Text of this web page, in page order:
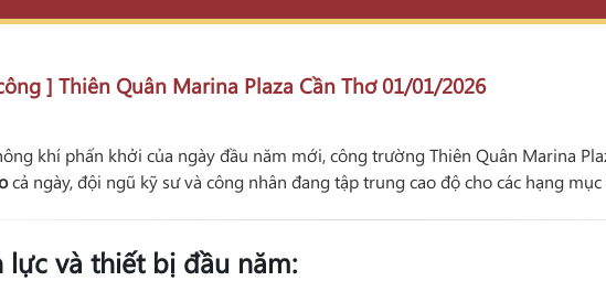
] Thiên Quân Marina Plaza Cần Thơ 01/01/2026
khí phấn khởi của ngày đầu năm mới, công trường Thiên Quân Marina
cả ngày, đội ngũ kỹ sư và công nhân đang tập trung cao độ cho các hạng mục
lực và thiết bị đầu năm: